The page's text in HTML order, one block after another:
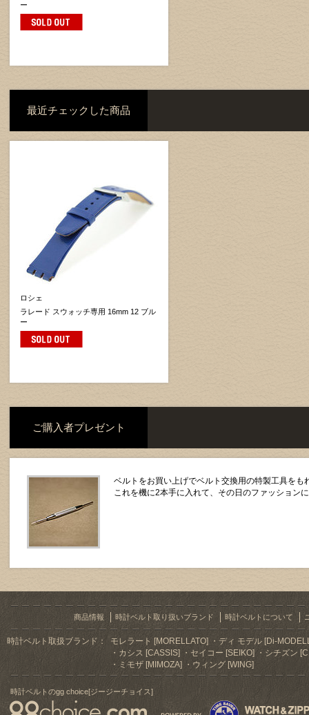
ー
最近チェックした商品
ロシェ
ラレード スウォッチ専用 16mm 12 ブル
ー
ご購入者プレゼント
ベルトをお買い上げでベルト交換用の特製工具をも
これを機に2本手に入れて、その日のファッション
商品情報 時計ベルト取り扱いブランド 時計ベルトについて
時計ベルト取扱ブランド： モレラート [MORELLATO]
ディ モデル [Di-
カシス [CASSIS]
セイコー [SEIKO]
シチズン
ミモザ [MIMOZA]
ウィング [WING]
時計ベルトのgg choice[ジージーチョイス]